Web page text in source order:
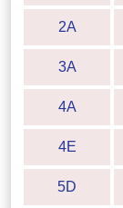
2A
3A
4A
4E
5D